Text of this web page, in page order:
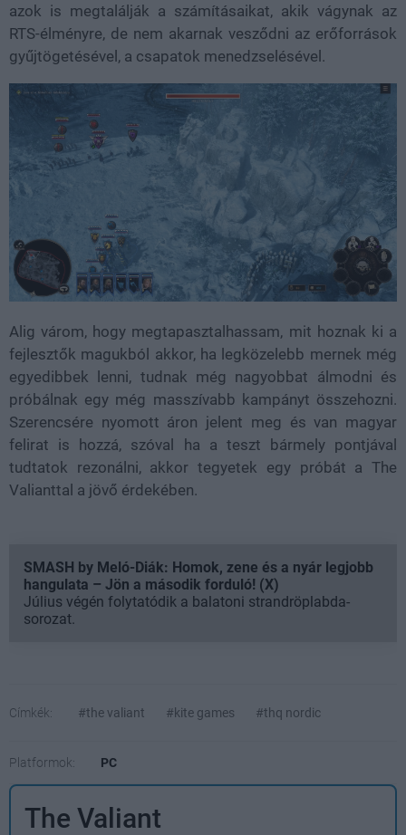
azok is megtalálják a számításaikat, akik vágynak az
RTS-élményre, de nem akarnak vesződni az erőforrások
gyűjtögetésével, a csapatok menedzselésével.
Alig várom, hogy megtapasztalhassam, mit hoznak ki a
fejlesztők magukból akkor, ha legközelebb mernek még
egyedibbek lenni, tudnak még nagyobbat álmodni és
próbálnak egy még masszívabb kampányt összehozni.
Szerencsére nyomott áron jelent meg és van magyar
felirat is hozzá, szóval ha a teszt bármely pontjával
tudtatok rezonálni, akkor tegyetek egy próbát a The
Valianttal a jövő érdekében.
SMASH by Meló-Diák: Homok, zene és a nyár legjobb
hangulata – Jön a második forduló! (X)
Július végén folytatódik a balatoni strandröplabda-
sorozat.
Címkék: #the valiant #kite games #thq nordic
Platformok: PC
The Valiant